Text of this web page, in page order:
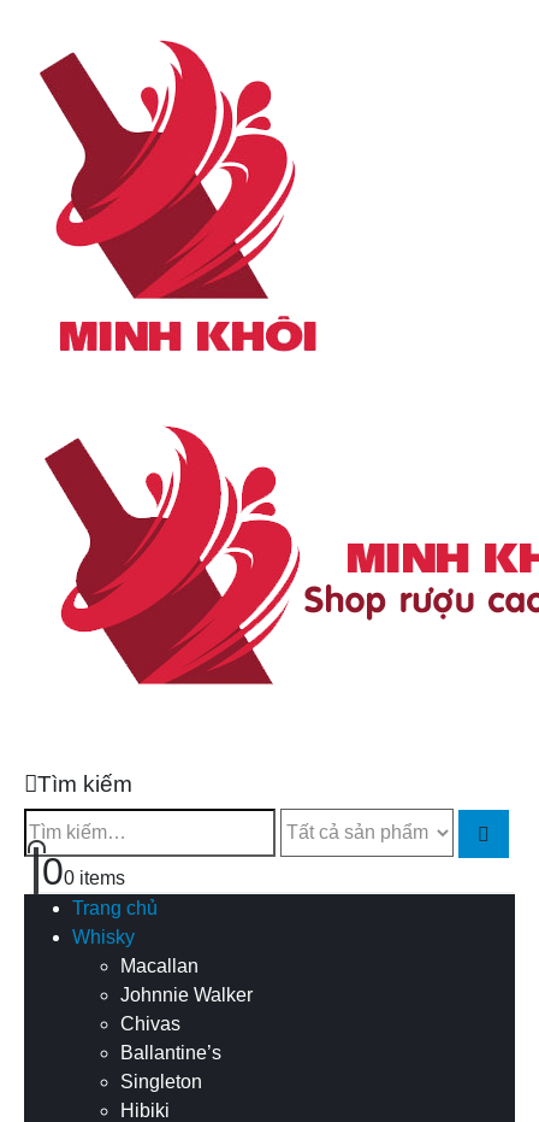
Tìm kiếm
00 items
Trang chủ
Whisky
Macallan
Johnnie Walker
Chivas
Ballantine’s
Singleton
Hibiki